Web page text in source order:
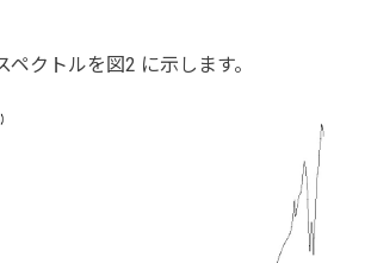
ペクトルを図2 に示します。